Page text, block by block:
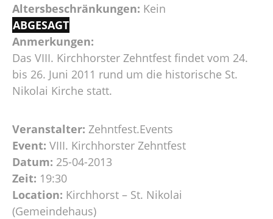
Altersbeschränkungen: Kein
ABGESAGT
Anmerkungen:
Das VIII. Kirchhorster Zehntfest findet vom 24.
bis 26. Juni 2011 rund um die historische St.
Nikolai Kirche statt.
Veranstalter: Zehntfest.Events
Event: VIII. Kirchhorster Zehntfest
Datum: 25-04-2013
Zeit: 19:30
Location: Kirchhorst – St. Nikolai
(Gemeindehaus)